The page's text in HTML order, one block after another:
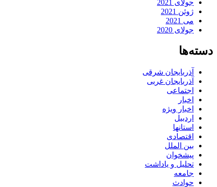
جولای 2021
ژوئن 2021
می 2021
جولای 2020
دسته‌ها
آذربایجان شرقی
آذربایجان غربی
اجتماعی
اخبار
اخبار ویژه
اردبیل
استانها
اقتصادی
بین الملل
پیشخوان
تحلیل و یاداشت
جامعه
حوادث